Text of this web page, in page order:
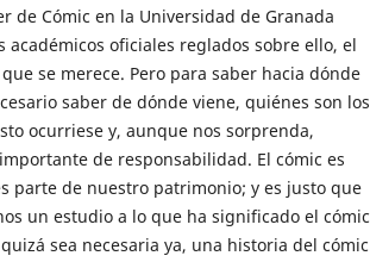
de Cómic en la Universidad de Granada
académicos oficiales reglados sobre ello, el
se merece. Pero para saber hacia dónde
saber de dónde viene, quiénes son los
ocurriese y, aunque nos sorprenda,
de responsabilidad. El cómic es
parte de nuestro patrimonio; y es justo que
un estudio a lo que ha significado el cómic
sea necesaria ya, una historia del cómic